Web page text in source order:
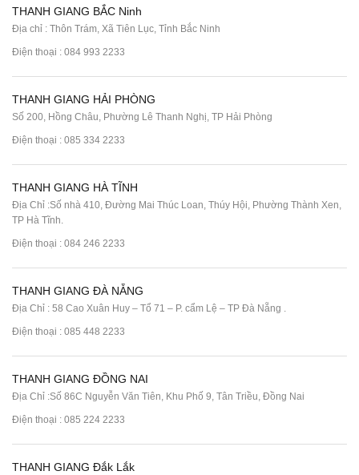
THANH GIANG BẮC Ninh
Địa chỉ : Thôn Trám, Xã Tiên Lục, Tỉnh Bắc Ninh
Điện thoại : 084 993 2233
THANH GIANG HẢI PHÒNG
Số 200, Hồng Châu, Phường Lê Thanh Nghị, TP Hải Phòng
Điện thoại : 085 334 2233
THANH GIANG HÀ TĨNH
Địa Chỉ :Số nhà 410, Đường Mai Thúc Loan, Thúy Hội, Phường Thành Xen,
TP Hà Tĩnh.
Điện thoại : 084 246 2233
THANH GIANG ĐÀ NẴNG
Địa Chỉ : 58 Cao Xuân Huy – Tổ 71 – P. cẩm Lệ – TP Đà Nẵng .
Điện thoại : 085 448 2233
THANH GIANG ĐỒNG NAI
Địa Chỉ :Số 86C Nguyễn Văn Tiên, Khu Phố 9, Tân Triều, Đồng Nai
Điện thoại : 085 224 2233
THANH GIANG Đắk Lắk